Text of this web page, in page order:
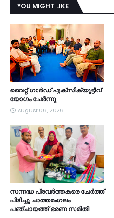
YOU MIGHT LIKE
വൈറ്റ് ഗാർഡ് എക്സിക്യൂട്ടിവ്
യോഗം ചേർന്നു
August 06, 2026
സന്നദ്ധ പ്രവർത്തകരെ ചേർത്ത്
പിടിച്ചു ചാത്തമംഗലം
പഞ്ചായത്ത്‌ ഭരണ സമിതി